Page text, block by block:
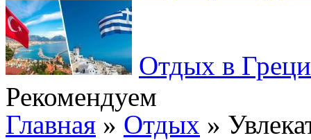
Отдых в
Рекомендуем
Главная » Отдых »